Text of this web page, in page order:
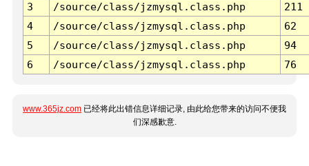
3 /source/class/jzmysql.class.php
211
4
/source/class/jzmysql.class.php
62
5
/source/class/jzmysql.class.php
94
6
/source/class/jzmysql.class.php 76
www.365jz.com 已经将此出错信息详细记录, 由此给您带来的访问不便我
们深感歉意.